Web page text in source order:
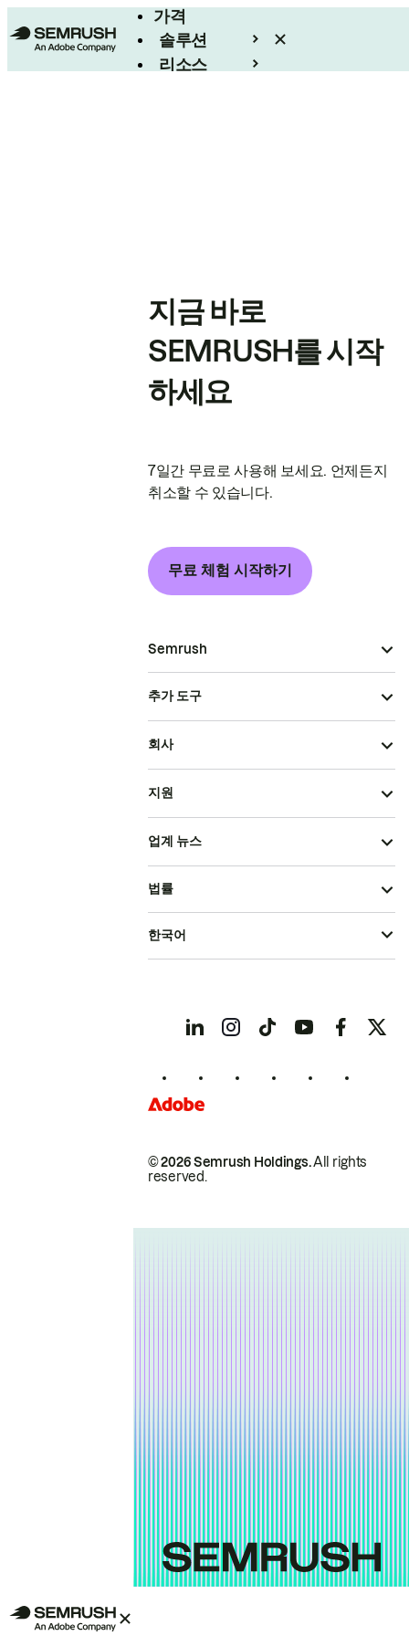
가격
솔루션
리소스
지금 바로
SEMRUSH를 시작
하세요
7일간 무료로 사용해 보세요. 언제든지
취소할 수 있습니다.
무료 체험 시작하기
Semrush
추가 도구
회사
지원
업계 뉴스
© 2026 Semrush Holdings.All rights
reserved.
법률
한국어